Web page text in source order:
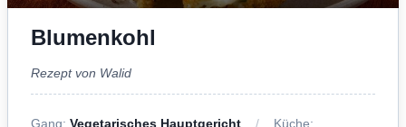
Blumenkohl
Rezept von Walid
Gang: Vegetarisches Hauptgericht Küche: